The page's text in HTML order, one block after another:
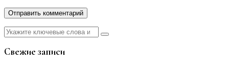
Найти:
Свежие записи